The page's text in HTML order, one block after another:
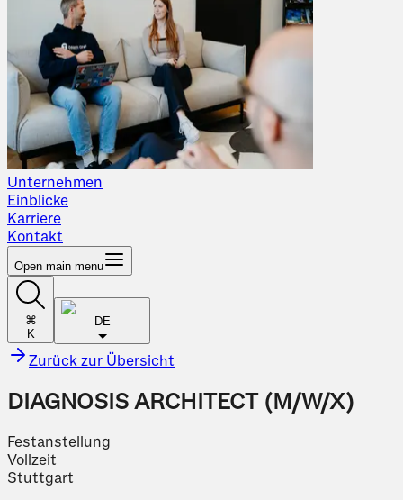
Unternehmen
Einblicke
Karriere
Kontakt
Open main menu
⌘
K
DE
Zurück zur Übersicht
DIAGNOSIS ARCHITECT (M/W/X)
Festanstellung
Vollzeit
Stuttgart